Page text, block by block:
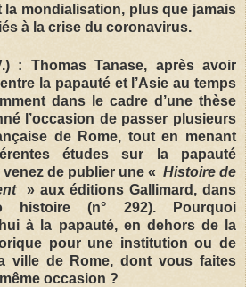
mondialisation, plus que jamais
à la crise du coronavirus.
: Thomas Tanase, après avoir
la papauté et l’Asie au temps
dans le cadre d’une thèse
l’occasion de passer plusieurs
de Rome, tout en menant
études sur la papauté
de publier une « Histoire de
» aux éditions Gallimard, dans
histoire (n° 292). Pourquoi
à la papauté, en dehors de la
pour une institution ou de
ville de Rome, dont vous faites
occasion ?